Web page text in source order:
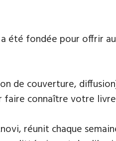
été fondée pour offrir
de couverture,
faire connaître votre
réunit chaque